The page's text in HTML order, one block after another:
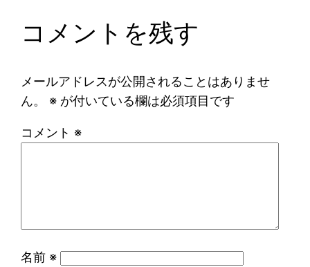
コメントを残す
メールアドレスが公開されることはありませ
ん。
※ が付いている欄は必須項目です
コメント ※
名前 ※